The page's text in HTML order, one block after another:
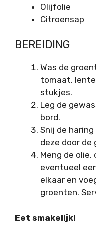
Olijfolie
Citroensap
BEREIDING
Was de
tomaat, lente
stukjes.
Leg de
bord.
Snij de
deze door de
Meng de
eventueel
elkaar en
groenten.
Eet smakelijk!